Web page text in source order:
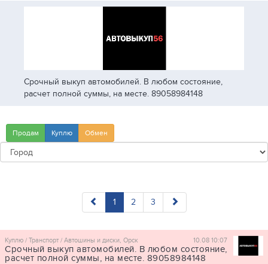
Срочный выкуп автомобилей. В любом состояние,
расчет полной суммы, на месте. 89058984148
Продам Куплю Обмен
1 2 3
10.08 10:07
Куплю / Транспорт / Автошины и диски, Орск
Срочный выкуп автомобилей. В любом состояние,
расчет полной суммы, на месте. 89058984148